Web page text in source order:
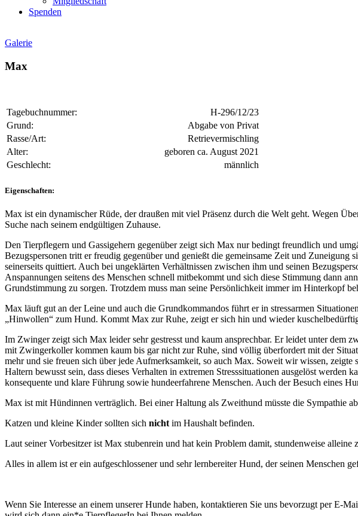
Spenden
Galerie
Max
Tagebuchnummer:
H-296/12/23
Grund:
Abgabe von Privat
Rasse/Art:
Retrievermischling
Alter:
geboren ca. August 2021
Geschlecht:
männlich
Eigenschaften:
Max ist ein dynamischer Rüde, der draußen mit viel Präsenz durch die Welt geht. Wegen
Suche nach seinem endgültigen Zuhause.
Den Tierpflegern und Gassigehern gegenüber zeigt sich Max nur bedingt freundlich und
Bezugspersonen tritt er freudig gegenüber und genießt die gemeinsame Zeit und
seinerseits quittiert. Auch bei ungeklärten Verhältnissen zwischen ihm und seinen
Anspannungen seitens des Menschen schnell mitbekommt und sich diese Stimmung dann
Grundstimmung zu sorgen. Trotzdem muss man seine Persönlichkeit immer im Hinterkopf
Max läuft gut an der Leine und auch die Grundkommandos führt er in stressarmen
„Hinwollen“ zum Hund. Kommt Max zur Ruhe, zeigt er sich hin und wieder
Im Zwinger zeigt sich Max leider sehr gestresst und kaum ansprechbar. Er leidet unter dem
mit Zwingerkoller kommen kaum bis gar nicht zur Ruhe, sind völlig überfordert mit der
mehr und sie freuen sich über jede Aufmerksamkeit, so auch Max. Soweit wir wissen,
Haltern bewusst sein, dass dieses Verhalten in extremen Stresssituationen ausgelöst
konsequente und klare Führung sowie hundeerfahrene Menschen. Auch der Besuch eines
Max ist mit Hündinnen verträglich. Bei einer Haltung als Zweithund müsste die Sympathie
Katzen und kleine Kinder sollten sich nicht im Haushalt befinden.
Laut seiner Vorbesitzer ist Max stubenrein und hat kein Problem damit, stundenweise alleine
Alles in allem ist er ein aufgeschlossener und sehr lernbereiter Hund, der seinen Menschen
Wenn Sie Interesse an einem unserer Hunde haben, kontaktieren Sie uns bevorzugt per E-